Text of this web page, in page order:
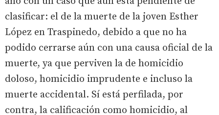
clasificar: el de la muerte de la joven Esther
López en Traspinedo, debido a que no ha
podido cerrarse aún con una causa oficial de la
muerte, ya que perviven la de homicidio
doloso, homicidio imprudente e incluso la
muerte accidental. Sí está perfilada, por
contra, la calificación como homicidio, al